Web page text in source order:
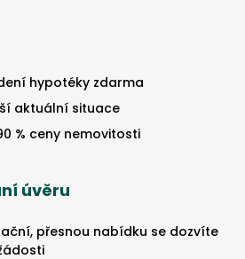
hypotéky zdarma
aktuální situace
% ceny nemovitosti
úvěru
přesnou nabídku se dozvíte